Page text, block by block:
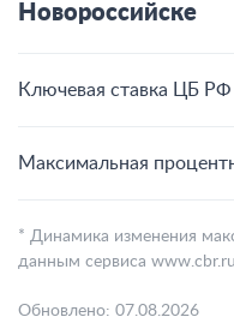
Новороссийске
Ключевая ставка ЦБ РФ
Максимальная
* Динамика изменения
данным сервиса www.cbr.ru
Обновлено: 07.08.2026